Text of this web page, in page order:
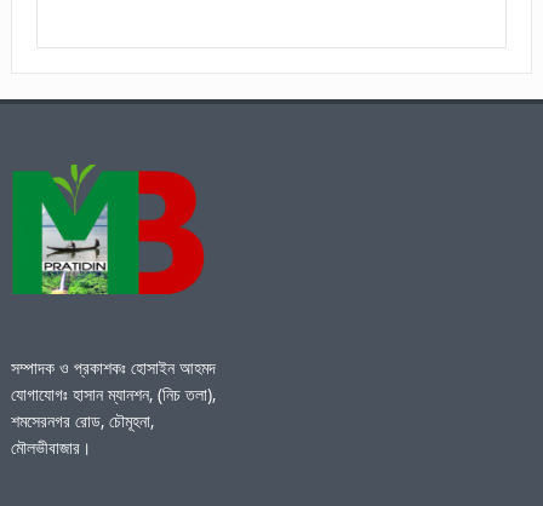
সম্পাদক ও প্রকাশকঃ হোসাইন আহমদ
যোগাযোগঃ হাসান ম্যানশন, (নিচ তলা),
শমসেরনগর রোড, চৌমূহনা,
মৌলভীবাজার।